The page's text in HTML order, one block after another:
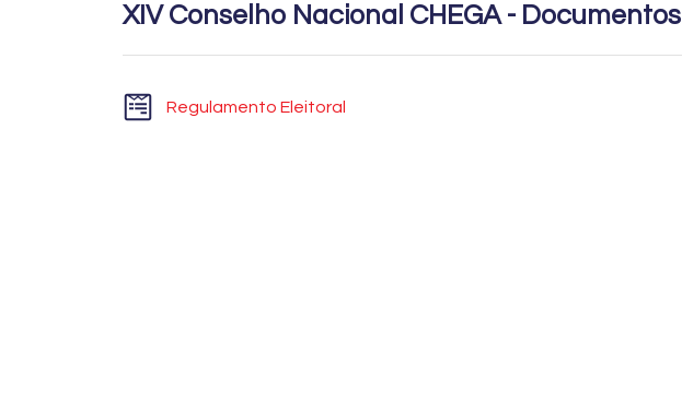
XIV Conselho Nacional CHEGA - Documentos
Regulamento Eleitoral